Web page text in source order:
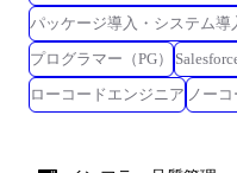
パッケージ導入・システム導
プログラマー（PG）
ローコードエンジニア ノー